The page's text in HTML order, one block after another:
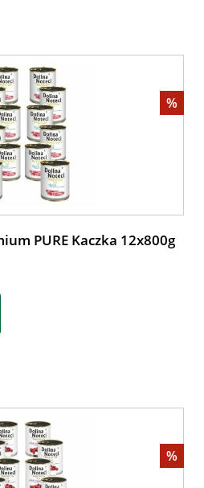
%
PURE Kaczka 12x800g
%